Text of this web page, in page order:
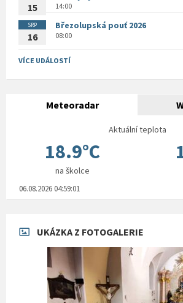
15 14:00
SRP
16
Březolupská pouť 2026
08:00
VÍCE UDÁLOSTÍ
Meteoradar
Aktuální teplota
18.9°C
na školce
06.08.2026 04:59:01
UKÁZKA Z FOTOGALERIE